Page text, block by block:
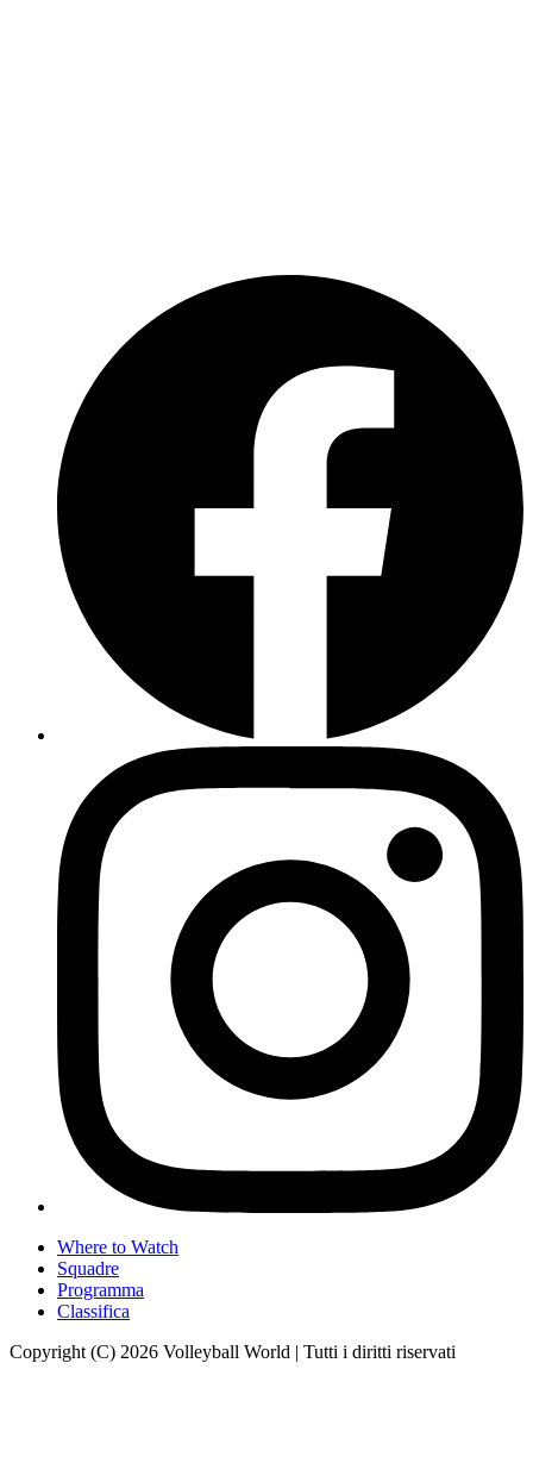
Where to Watch
Squadre
Programma
Classifica
Copyright (C) 2026 Volleyball World | Tutti i diritti riservati